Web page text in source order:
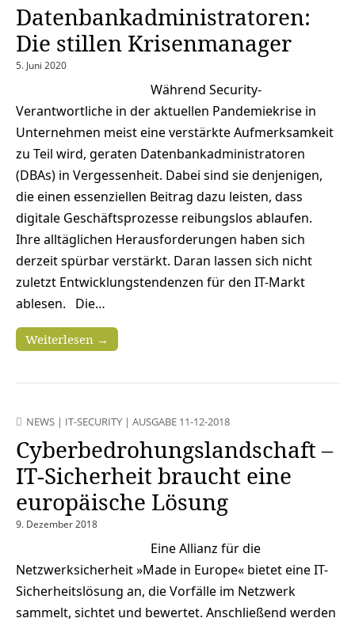
Datenbankadministratoren:
Die stillen Krisenmanager
5. Juni 2020
Während Security-
Verantwortliche in der aktuellen Pandemiekrise in
Unternehmen meist eine verstärkte Aufmerksamkeit
zu Teil wird, geraten Datenbankadministratoren
(DBAs) in Vergessenheit. Dabei sind sie denjenigen,
die einen essenziellen Beitrag dazu leisten, dass
digitale Geschäftsprozesse reibungslos ablaufen.
Ihre alltäglichen Herausforderungen haben sich
derzeit spürbar verstärkt. Daran lassen sich nicht
zuletzt Entwicklungstendenzen für den IT-Markt
ablesen. Die…
Weiterlesen →
NEWS | IT-SECURITY | AUSGABE 11-12-2018
Cyberbedrohungslandschaft –
IT-Sicherheit braucht eine
europäische Lösung
9. Dezember 2018
Eine Allianz für die
Netzwerksicherheit »Made in Europe« bietet eine IT-
Sicherheitslösung an, die Vorfälle im Netzwerk
sammelt, sichtet und bewertet. Anschließend werden